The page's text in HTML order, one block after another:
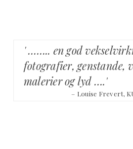
' …….. en god
fotografier, genstande,
malerier og lyd ….'
– Louise Frevert,